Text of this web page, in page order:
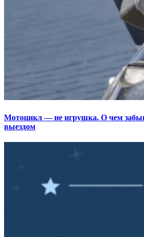
Мотоцикл — не игрушка. О чем
выездом